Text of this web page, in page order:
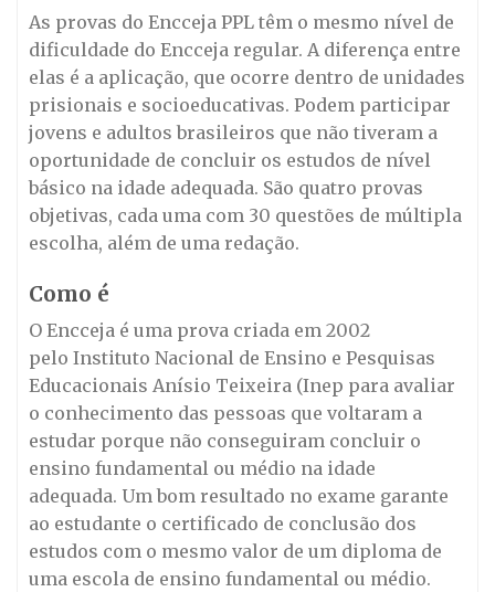
As provas do Encceja PPL têm o mesmo nível de
dificuldade do Encceja regular. A diferença entre
elas é a aplicação, que ocorre dentro de unidades
prisionais e socioeducativas. Podem participar
jovens e adultos brasileiros que não tiveram a
oportunidade de concluir os estudos de nível
básico na idade adequada. São quatro provas
objetivas, cada uma com 30 questões de múltipla
escolha, além de uma redação.
Como é
O Encceja é uma prova criada em 2002
pelo Instituto Nacional de Ensino e Pesquisas
Educacionais Anísio Teixeira (Inep para avaliar
o conhecimento das pessoas que voltaram a
estudar porque não conseguiram concluir o
ensino fundamental ou médio na idade
adequada. Um bom resultado no exame garante
ao estudante o certificado de conclusão dos
estudos com o mesmo valor de um diploma de
uma escola de ensino fundamental ou médio.